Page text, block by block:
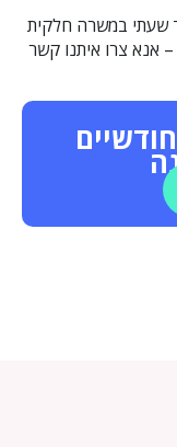
שעתי במשרה חלקית
אנא צרו איתנו קשר